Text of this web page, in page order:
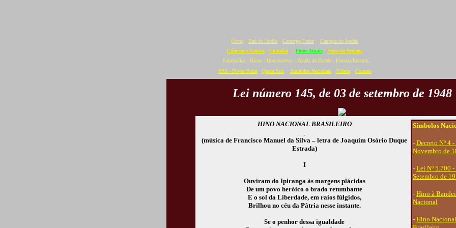
Home · Baú do Jordão · Camargo Freire · Campos do Jordão
Crônicas e Contos · Culinária · Fotos Atuais · Fotos da Semana
Fotografias · Hinos · Homenagens · Papéis de Parede · Poesias/Poemas
PPS - Power Point· Quem Sou· Símbolos Nacionais· Vídeos · Contato
Lei número 145, de 03 de setembro de 1948
HINO NACIONAL BRASILEIRO
(música de Francisco Manuel da Silva – letra de Joaquim Osório Duque
Estrada)
I
Ouviram do Ipiranga às margens plácidas
De um povo heróico o brado retumbante
E o sol da Liberdade, em raios fúlgidos,
Brilhou no céu da Pátria nesse instante.
Se o penhor dessa igualdade
Símbolos
- Decreto Nº 4
Novembro de
- Lei Nº 5.700 -
Setembro de
- Hino à
Nacional
- Hino Nacional